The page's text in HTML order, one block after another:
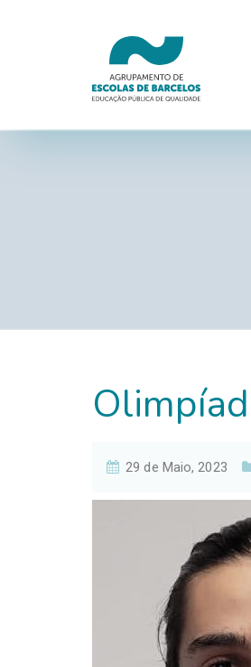
29 de Maio, 2023